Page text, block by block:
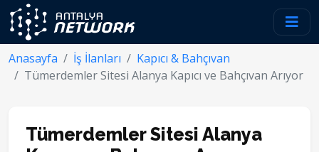
Anasayfa İş İlanları
Kapıcı & Bahçıvan
Tümerdemler Sitesi Alanya Kapıcı ve Bahçıvan Arıyor
Tümerdemler Sitesi Alanya